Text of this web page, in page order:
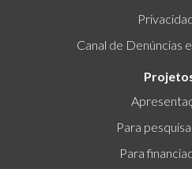
Canal de Denúncias
Para
Para